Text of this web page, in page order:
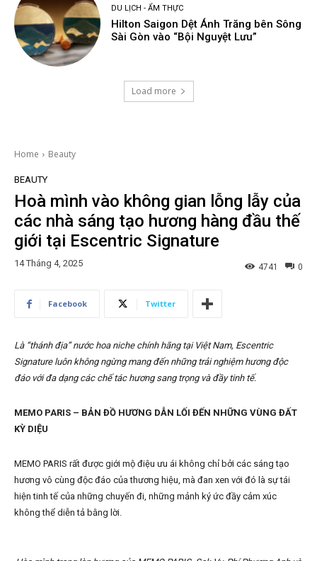
DU LỊCH - ẨM THỰC
Hilton Saigon Dệt Ánh Trăng bên Sông
Sài Gòn vào “Bội Nguyệt Lưu”
Load more